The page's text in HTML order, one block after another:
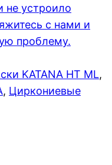
не устроило
с нами и
проблему.
KATANA HT ML,
, Циркониевые